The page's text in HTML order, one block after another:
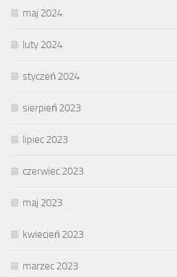
maj 2024
luty 2024
styczeń 2024
sierpień 2023
lipiec 2023
czerwiec 2023
maj 2023
kwiecień 2023
marzec 2023